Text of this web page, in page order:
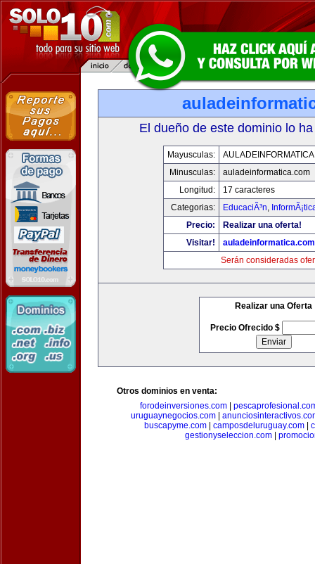
El dueño de este dominio lo
Mayusculas:
Minusculas:
auladeinformatica.com
Longitud:
17 caracteres
Categorias:
EducaciÃ³n,
Precio:
Realizar una oferta!
Visitar!
auladeinformatica.com
Serán consideradas
Realizar una Oferta
Precio Ofrecido $
Otros dominios en venta:
forodeinversiones.com
uruguaynegocios.com|
buscapyme.com
camposdeluruguay.com
gestionyseleccion.com|